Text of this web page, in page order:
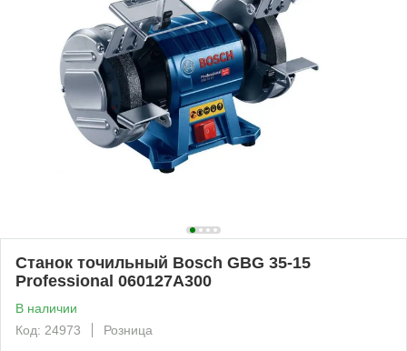
Станок точильный Bosch GBG 35-15
Professional 060127A300
В наличии
Код: 24973
Розница